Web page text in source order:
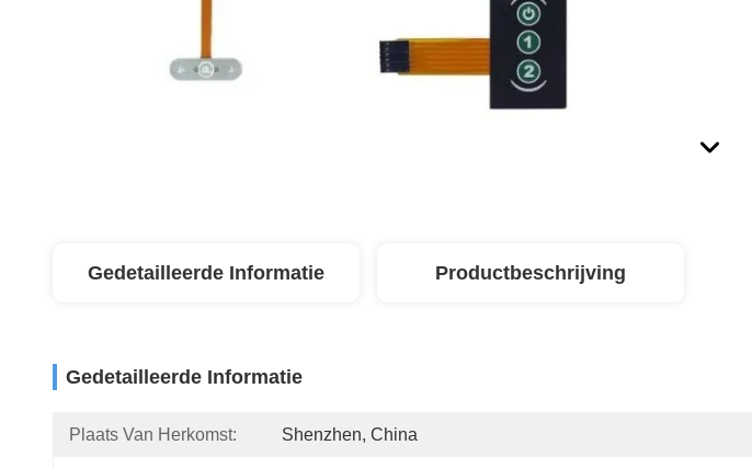
Gedetailleerde Informatie Productbeschrijving
Gedetailleerde Informatie
Plaats Van Herkomst: Shenzhen, China